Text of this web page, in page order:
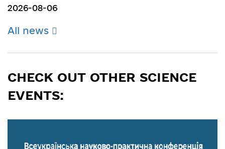
2026-08-06
All news
CHECK OUT OTHER SCIENCE
EVENTS: